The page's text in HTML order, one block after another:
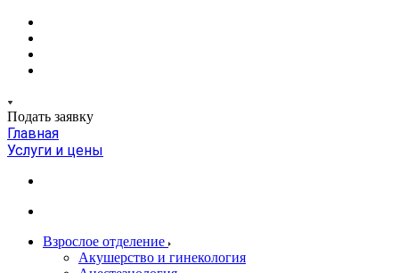
Подать заявку
Главная
Услуги и цены
Взрослое отделение
Акушерство и гинекология